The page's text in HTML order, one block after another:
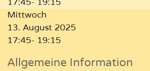
17:45- 19:15
Mittwoch
13. August 2025
17:45- 19:15
Allgemeine Information